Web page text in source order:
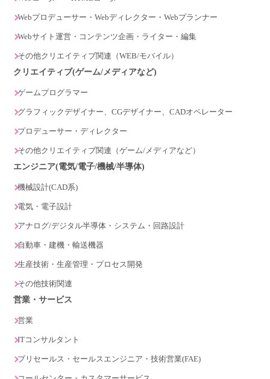
Webプロデューサー・Webディレクター・Webプランナー
Webサイト運営・コンテンツ企画・ライター・編集
その他クリエイティブ関連（WEB/モバイル）
クリエイティブ(ゲーム/メディアなど)
ゲームプログラマー
グラフィックデザイナー、CGデザイナー、CADオペレーター
プロデューサー・ディレクター
その他クリエイティブ関連（ゲーム/メディアなど）
エンジニア(電気/電子/機械/半導体)
機械設計(CAD系)
電気・電子設計
アナログ/デジタル半導体・システム・回路設計
自動車・建機・輸送機器
生産技術・生産管理・プロセス開発
その他技術関連
営業・サービス
営業
ITコンサルタント
プリセールス・セールスエンジニア・技術営業(FAE)